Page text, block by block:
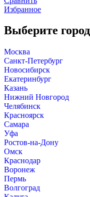
Избранное
Выберите город
Москва
Санкт-Петербург
Новосибирск
Екатеринбург
Казань
Нижний Новгород
Челябинск
Красноярск
Самара
Уфа
Ростов-на-Дону
Омск
Краснодар
Воронеж
Пермь
Волгоград